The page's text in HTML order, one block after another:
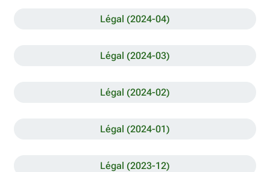
Légal (2024-04)
Légal (2024-03)
Légal (2024-02)
Légal (2024-01)
Légal (2023-12)